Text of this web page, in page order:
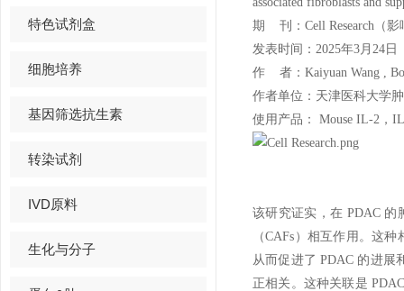
特色试剂盒
细胞培养
基因筛选抗生素
转染试剂
IVD原料
生化与分子
期 刊：Cell Research（
发表时间：2025年3月24日
作 者：Kaiyuan Wang ,
作者单位：天津医科大学
使用产品： Mouse IL-2，
该研究证实，在 PDAC 的
（CAFs）相互作用。这
从而促进了 PDAC 的进展
正相关。这种关联是